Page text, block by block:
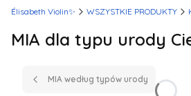
Élisabeth Violin✨ WSZYSTKIE PRODUKTY
MIA dla typu urody
MIA według typów urody